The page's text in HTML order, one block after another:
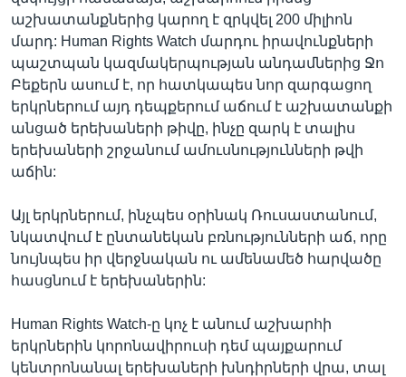
աշխատանքներից կարող է զրկվել 200 միլիոն
մարդ: Human Rights Watch մարդու իրավունքների
պաշտպան կազմակերպության անդամներից Ջո
Բեքերն ասում է, որ հատկապես նոր զարգացող
երկրներում այդ դեպքերում աճում է աշխատանքի
անցած երեխաների թիվը, ինչը զարկ է տալիս
երեխաների շրջանում ամուսնությունների թվի
աճին:
Այլ երկրներում, ինչպես օրինակ Ռուսաստանում,
նկատվում է ընտանեկան բռնությունների աճ, որը
նույնպես իր վերջնական ու ամենամեծ հարվածը
հասցնում է երեխաներին:
Human Rights Watch-ը կոչ է անում աշխարհի
երկրներին կորոնավիրուսի դեմ պայքարում
կենտրոնանալ երեխաների խնդիրների վրա, տալ